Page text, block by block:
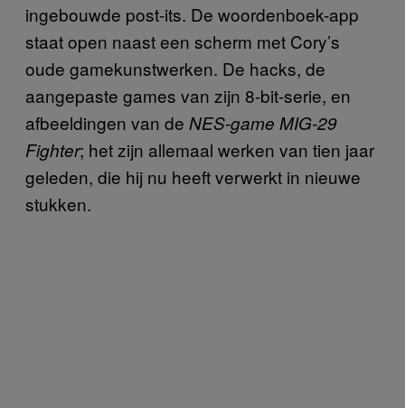
ingebouwde post-its. De woordenboek-app
staat open naast een scherm met Cory’s
oude gamekunstwerken. De hacks, de
aangepaste games van zijn 8-bit-serie, en
afbeeldingen van de NES-game MIG-29
Fighter; het zijn allemaal werken van tien jaar
geleden, die hij nu heeft verwerkt in nieuwe
stukken.